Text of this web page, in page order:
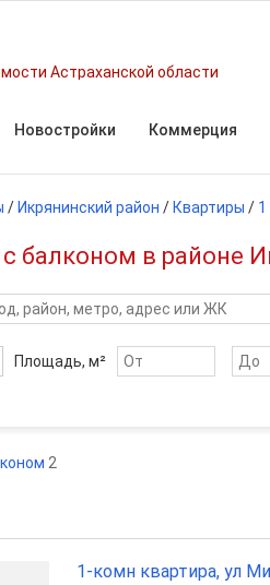
Астраханской области
Новостройки Коммерция
/ Икрянинский район / Квартиры /
балконом в районе
Площадь, м²
2
1-комн квартира, ул